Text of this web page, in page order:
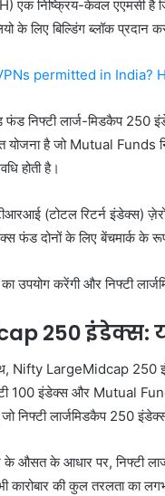
निष्क्रिय-केवल एएमसी है
के लिए बिल्डिंग ब्लॉक प्रदान
permitted in India?
निफ्टी लार्ज-मिडकैप 250
योजना है जो Mutual
होती है।
(टोटल रिटर्न इंडेक्स)
फंड दोनों के लिए बेंचमार्क के
का उपयोग करेंगी और निफ्टी
250 इंडेक्स:
Nifty LargeMidcap 250
100 इंडेक्स और Mutual
निफ्टी लार्जमिडकैप 250
औसत के आधार पर, निफ्टी
की कुल तरलता का